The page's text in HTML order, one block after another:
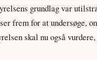
grundlag var
frem for at undersøge,
skal nu også